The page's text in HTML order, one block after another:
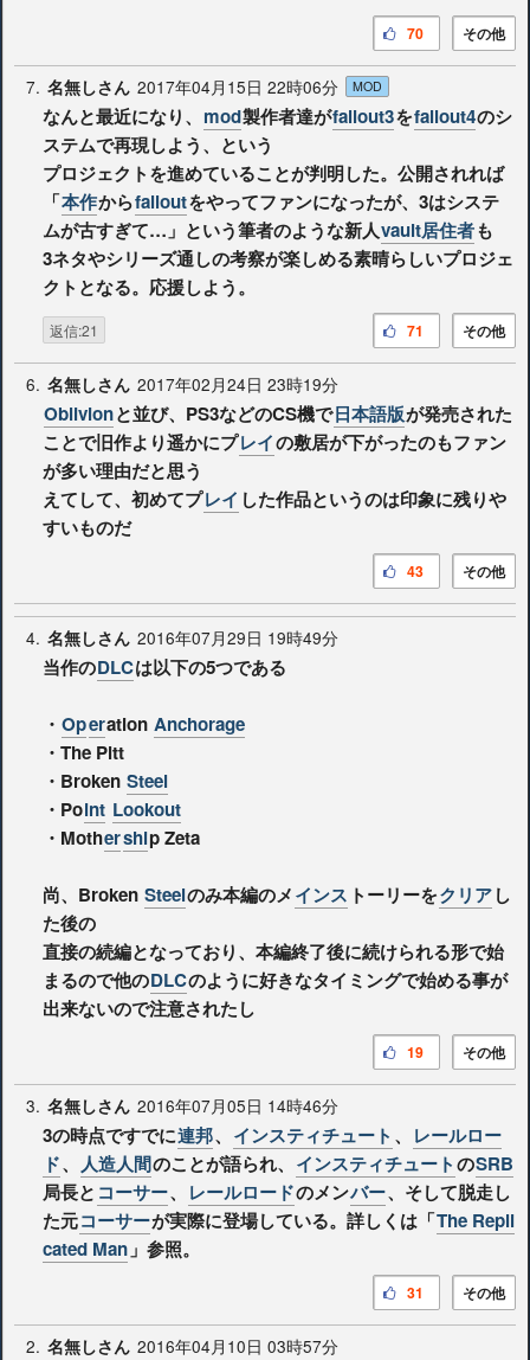
その他
70
7. 名無しさん 2017年04月15日 22時06分 MOD
なんと最近になり、 mod製作者達がfallout3をfallout4のシ
ステムで再現しよう、という
プロジェクトを進めていることが判明した。公開されれば
「本作からfalloutをやってファンになったが、3はシステ
ムが古すぎて…」という筆者のような新人vault居住者も
3ネタやシリーズ通しの考察が楽しめる素晴らしいプロジェ
クトとなる。応援しよう。
返信:21 その他
71
6. 名無しさん 2017年02月24日 23時19分
Oblivionと並び、PS3などのCS機で日本語版が発売された
ことで旧作より遥かにプレイの敷居が下がったのもファン
が多い理由だと思う
えてして、初めてプレイ した作品というのは印象に残りや
すいものだ
その他
43
4. 名無しさん 2016年07月29日 19時49分
当作のDLCは以下の5つである
・ Operation Anchorage
・The Pitt
・Broken Steel
・Point Lookout
・Mothership Zeta
尚、Broken Steelのみ本編のメインス トーリーをクリアし
た後の
直接の続編となっており、本編終了後に続けられる形で始
まるので他のDLCのように好きなタイミングで始める事が
出来ないので注意されたし
その他
19
3. 名無しさん 2016年07月05日 14時46分
3の時点ですでに連邦、 インスティチュート 、 レールロー
ド、 人造人間のことが語られ、 インスティチュートのSRB
局長と コーサー、 レールロードのメンバー、そして脱走し
た元コーサーが実際に登場している。詳しくは「The Repli
cated Man 」参照。
その他
31
2. 名無しさん 2016年04月10日 03時57分